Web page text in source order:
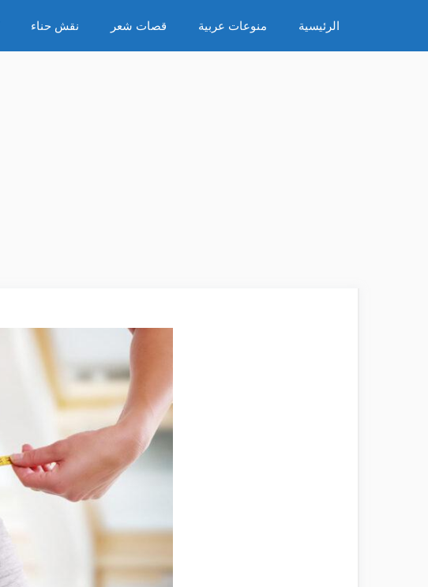
المحتوى
الرئيسية منوعات عربية قصات شعر نقش حناء